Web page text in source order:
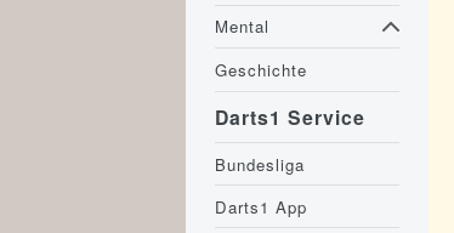
Mental
Geschichte
Darts1 Service
Bundesliga
Darts1 App